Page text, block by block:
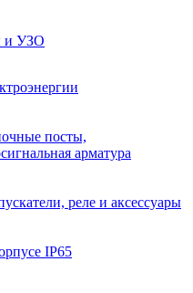
и УЗО
посты,
арматура
реле и аксессуары
IP65